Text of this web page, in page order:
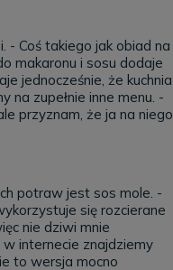
- Coś takiego jak obiad na
makaronu i sosu dodaje
jednocześnie, że kuchnia
na zupełnie inne menu. -
przyznam, że ja na niego
potraw jest sos mole. -
się rozcierane
nie dziwi mnie
internecie znajdziemy
to wersja mocno